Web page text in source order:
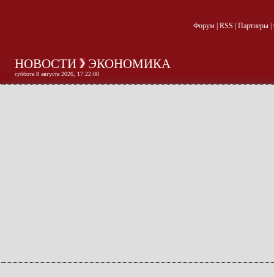
Форум| RSS Партнеры|
НОВОСТИ ЭКОНОМИКА
суббота 8 августа 2026, 17:22:00